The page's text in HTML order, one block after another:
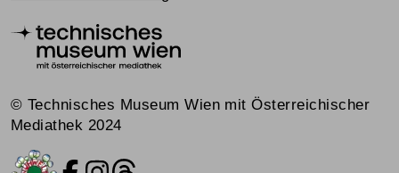
© Technisches Museum Wien mit Österreichischer
Mediathek 2024